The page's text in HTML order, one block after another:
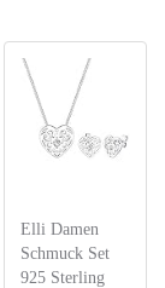
Elli Damen
Schmuck Set
925 Sterling